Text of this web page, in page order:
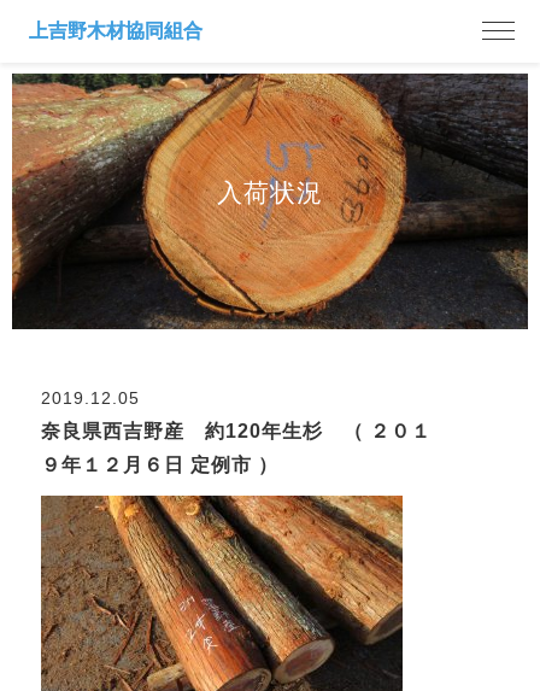
入荷状況
2019.12.05
奈良県西吉野産 約120年生杉 （ ２０１
９年１２月６日 定例市 ）